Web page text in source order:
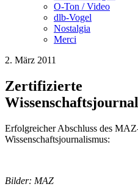
O-Ton / Video
dlb-Vogel
Nostalgia
Merci
2. März 2011
Zertifizierte
Erfolgreicher Abschluss des
Wissenschaftsjournalismus:
Bilder: MAZ